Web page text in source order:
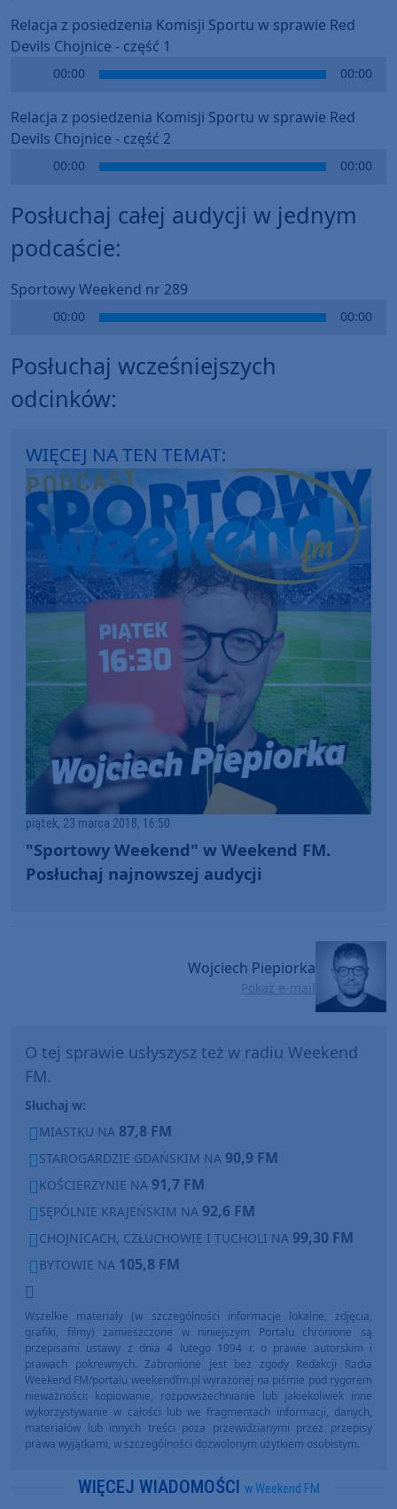
Relacja z posiedzenia Komisji Sportu w sprawie Red
Devils Chojnice - część 1
00:00 00:00
Relacja z posiedzenia Komisji Sportu w sprawie Red
Devils Chojnice - część 2
00:00 00:00
Posłuchaj całej audycji w jednym
podcaście:
Sportowy Weekend nr 289
00:00 00:00
Posłuchaj wcześniejszych
odcinków:
WIĘCEJ NA TEN TEMAT:
piątek, 23 marca 2018, 16:50
"Sportowy Weekend" w Weekend FM.
Posłuchaj najnowszej audycji
Wojciech Piepiorka
Pokaż e-mail
O tej sprawie usłyszysz też w radiu Weekend
FM.
Słuchaj w:
MIASTKU NA 87,8 FM
STAROGARDZIE GDAŃSKIM NA 90,9 FM
KOŚCIERZYNIE NA 91,7 FM
SĘPÓLNIE KRAJEŃSKIM NA 92,6 FM
CHOJNICACH, CZŁUCHOWIE I TUCHOLI NA 99,30 FM
BYTOWIE NA 105,8 FM
Wszelkie materiały (w szczególności informacje lokalne, zdjęcia,
grafiki, filmy) zamieszczone w niniejszym Portalu chronione są
przepisami ustawy z dnia 4 lutego 1994 r. o prawie autorskim i
prawach pokrewnych. Zabronione jest bez zgody Redakcji Radia
Weekend FM/portalu weekendfm.pl wyrażonej na piśmie pod rygorem
nieważności: kopiowanie, rozpowszechnianie lub jakiekolwiek inne
wykorzystywanie w całości lub we fragmentach informacji, danych,
materiałów lub innych treści poza przewidzianymi przez przepisy
prawa wyjątkami, w szczególności dozwolonym użytkiem osobistym.
WIĘCEJ WIADOMOŚCI w Weekend FM